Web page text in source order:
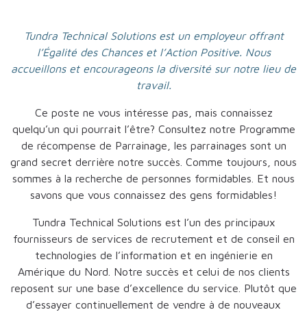
Tundra Technical Solutions est un employeur offrant
l’Égalité des Chances et l’Action Positive. Nous
accueillons et encourageons la diversité sur notre lieu de
travail.
Ce poste ne vous intéresse pas, mais connaissez
quelqu’un qui pourrait l’être? Consultez notre Programme
de récompense de Parrainage, les parrainages sont un
grand secret derrière notre succès. Comme toujours, nous
sommes à la recherche de personnes formidables. Et nous
savons que vous connaissez des gens formidables!
Tundra Technical Solutions est l’un des principaux
fournisseurs de services de recrutement et de conseil en
technologies de l’information et en ingénierie en
Amérique du Nord. Notre succès et celui de nos clients
reposent sur une base d’excellence du service. Plutôt que
d’essayer continuellement de vendre à de nouveaux